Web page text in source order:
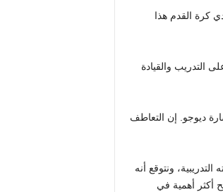
كرة القدم هذا
التدريب والقيادة
ديوجو. إن التعاطف
ونتوقع أنه
أكثر أهمية في